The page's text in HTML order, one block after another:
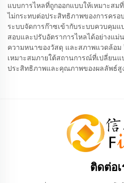
แบบการไหลที่ถูกออกแบบให้เหมาะสม
ไม่กระทบต่อประสิทธิภาพของการครอ
ระบบจัดการก๊าซเข้ากับระบบควบคุม
สอบและปรับอัตราการไหลได้อย่างแม่
ความหนาของวัสดุ และสภาพแวดล้อม
เหมาะสมภายใต้สถานการณ์ที่เปลี่ยนแ
ประสิทธิภาพและคุณภาพของผลลัพธ์สู
ติดต่อเ